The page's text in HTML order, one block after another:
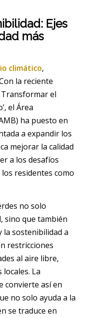
Ejes
más
climático,
la reciente
Transformar el
el Área
ha puesto en
a expandir los
mejorar la calidad
a los desafíos
residentes como
no solo
sino que también
la sostenibilidad a
restricciones
al aire libre,
La
convierte así en
no solo ayuda a la
se traduce en